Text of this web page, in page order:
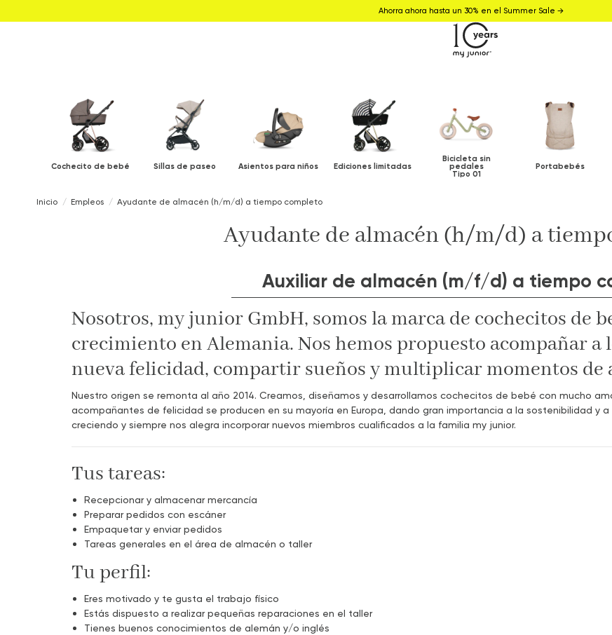
Ahorra ahora hasta un 30% en el Summer Sale →
Cochecito de bebé Sillas de paseo Asientos para niños Ediciones limitadas
Bicicleta sin
pedales
Tipo 01
Portabebés
Inicio Empleos Ayudante de almacén (h/m/d) a tiempo completo
Ayudante de almacén (h/m/d) a
Auxiliar de almacén (m/f/d) a tiempo
Nosotros, my junior GmbH, somos la marca de cochecitos de
crecimiento en Alemania. Nos hemos propuesto acompañar a
nueva felicidad, compartir sueños y multiplicar momentos de
Nuestro origen se remonta al año 2014. Creamos, diseñamos y desarrollamos cochecitos de bebé con mucho
acompañantes de felicidad se producen en su mayoría en Europa, dando gran importancia a la sostenibilidad y
creciendo y siempre nos alegra incorporar nuevos miembros cualificados a la familia my junior.
Tus tareas:
Recepcionar y almacenar mercancía
Preparar pedidos con escáner
Empaquetar y enviar pedidos
Tareas generales en el área de almacén o taller
Tu perfil:
Eres motivado y te gusta el trabajo físico
Estás dispuesto a realizar pequeñas reparaciones en el taller
Tienes buenos conocimientos de alemán y/o inglés